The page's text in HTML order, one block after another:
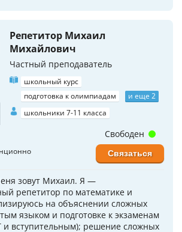
Репетитор Михаил
Михайлович
Частный преподаватель
школьный курс
подготовка к олимпиадам
и еще 2
школьники 7-11 класса
зовут Михаил. Я —
репетитор по математике и
на объяснении сложных
языком и подготовке к экзаменам
и вступительным); решение сложных
Свободен
Связаться